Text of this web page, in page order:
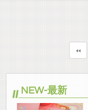
NEW-最新